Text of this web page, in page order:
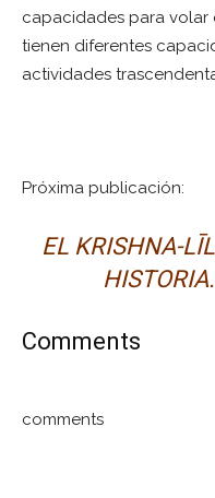
capacidades para volar
tienen diferentes
actividades
Próxima publicación:
EL KRISHNA-
Comments
comments